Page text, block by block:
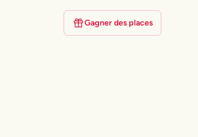
Gagner des places